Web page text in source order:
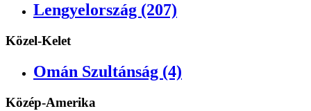
Lengyelország (207)
Közel-Kelet
Omán Szultánság (4)
Közép-Amerika